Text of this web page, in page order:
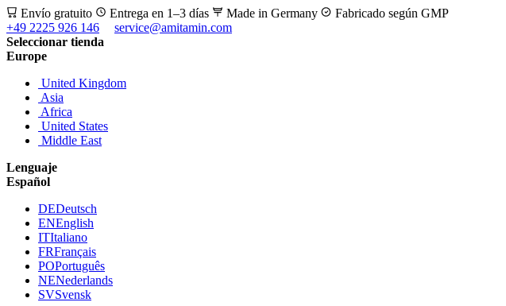
Envío gratuito Entrega en 1–3 días Made in Germany
Fabricado según GMP
+49 2225 926 146
service@amitamin.com
Seleccionar tienda
Europe
United Kingdom
Asia
Africa
United States
Middle East
Lenguaje
Español
DEDeutsch
ENEnglish
ITItaliano
FRFrançais
POPortuguês
NENederlands
SVSvensk